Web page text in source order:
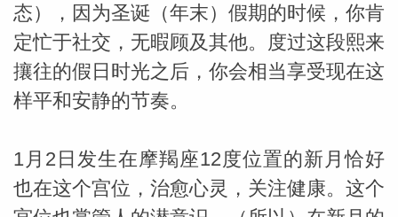
米勒
态），因为圣诞（年末）假期的时候，你肯
定忙于社交，无暇顾及其他。度过这段熙来
攘往的假日时光之后，你会相当享受现在这
样平和安静的节奏。
1月2日发生在摩羯座12度位置的新月恰好
也在这个宫位，治愈心灵，关注健康。这个